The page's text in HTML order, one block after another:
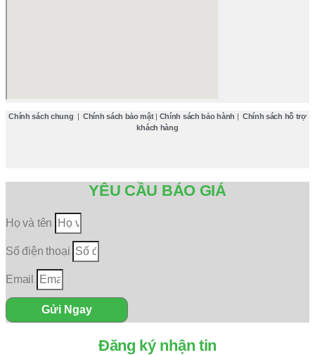
Chính sách chung | Chính sách bảo mật| Chính sách bảo hành | Chính sách hỗ trợ
khách hàng
YÊU CẦU BÁO GIÁ
Họ và tên
Số điện thoại
Email
Gửi Ngay
Đăng ký nhận tin